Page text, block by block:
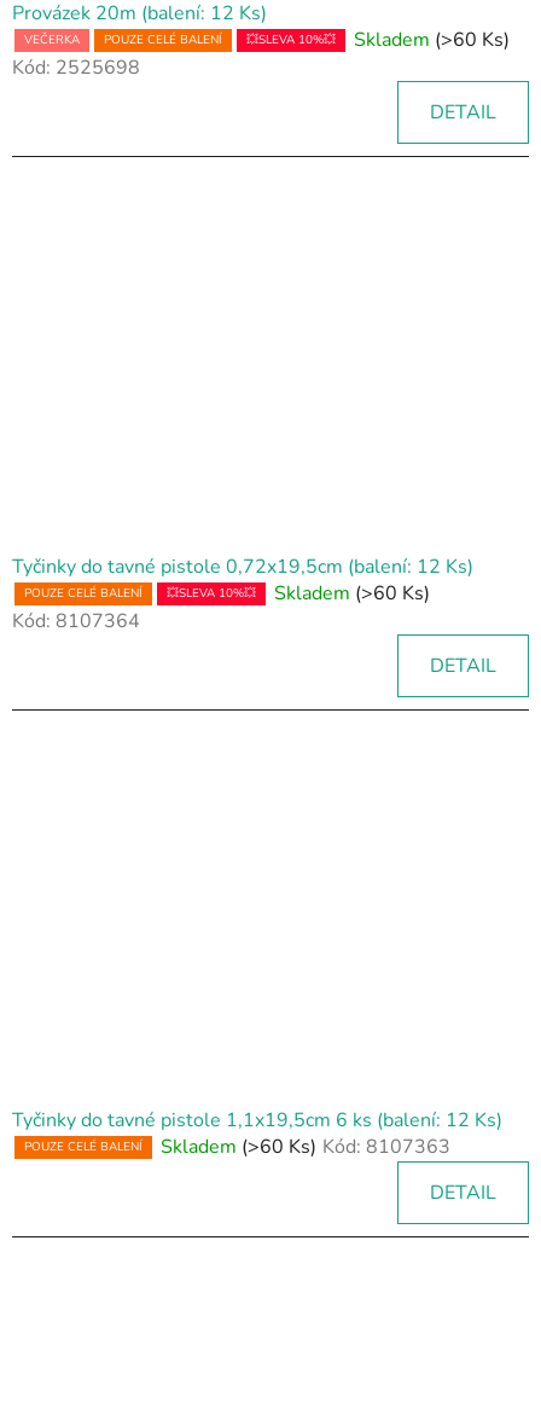
Provázek 20m (balení: 12 Ks)
VEČERKA POUZE CELÉ BALENÍ 💥SLEVA 10%💥 Skladem (>60 Ks)
Kód: 2525698
DETAIL
Tyčinky do tavné pistole 0,72x19,5cm (balení: 12 Ks)
POUZE CELÉ BALENÍ 💥SLEVA 10%💥 Skladem (>60 Ks)
Kód: 8107364
DETAIL
Tyčinky do tavné pistole 1,1x19,5cm 6 ks (balení: 12 Ks)
POUZE CELÉ BALENÍ Skladem (>60 Ks) Kód: 8107363
DETAIL